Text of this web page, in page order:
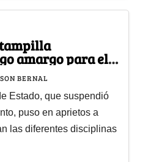
amargo para el
BERNAL
Estado, que suspendió
puso en aprietos a
las diferentes disciplinas